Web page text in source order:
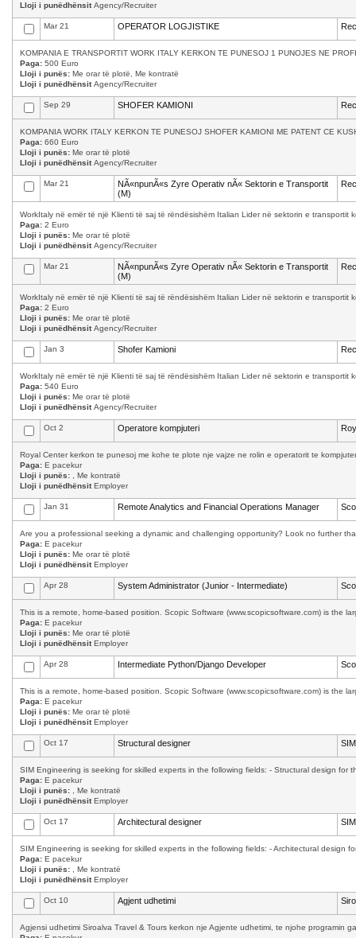
Lloji i punëdhënsitAgency/Recruiter
Mar 21 OPERATOR LOGJISTIKE
KOMPANIA E TRANSPORTIT WORK ITALY KERKON TE PUNESOJ 1 PUNOJES NE
Paga: 500 Euro
Lloji i punës: Me orar të plotë, Me kontratë
Lloji i punëdhënsitAgency/Recruiter
Sep 29 SHOFER KAMIONI
KOMPANIA WORK ITALY KERKON TE PUNESOJ SHOFER KAMIONI ME PATENT CE
Paga: 660 Euro
Lloji i punës: Me orar të plotë
Lloji i punëdhënsitAgency/Recruiter
Mar 21
NÃ«npunÃ«s Zyre Operativ nÃ« Sektorin e Transportit
(M)
WorkItaly në emër të një Klienti të saj të rëndësishëm Italian Lider në sektorin e transportit
Paga: 2 Euro
Lloji i punës: Me orar të plotë
Lloji i punëdhënsitAgency/Recruiter
Mar 21
NÃ«npunÃ«s Zyre Operativ nÃ« Sektorin e Transportit
(M)
WorkItaly në emër të një Klienti të saj të rëndësishëm Italian Lider në sektorin e transportit
Paga: 2 Euro
Lloji i punës: Me orar të plotë
Lloji i punëdhënsitAgency/Recruiter
Jan 3 Shofer Kamioni
WorkItaly në emër të një Klienti të saj të rëndësishëm Italian Lider në sektorin e transportit
Paga: 540 Euro
Lloji i punës: Me orar të plotë
Lloji i punëdhënsitAgency/Recruiter
Oct 2 Operatore kompjuteri
Royal Center kerkon te punesoj me kohe te plote nje vajze ne rolin e operatorit te
Paga: E pacekur
Lloji i punës: , Me kontratë
Lloji i punëdhënsitEmployer
Jan 31 Remote Analytics and Financial Operations Manager
Are you a professional seeking a dynamic and challenging opportunity? Look no further
Paga: E pacekur
Lloji i punës: Me orar të plotë
Lloji i punëdhënsitEmployer
Apr 28 System Administrator (Junior - Intermediate)
This is a remote, home-based position. Scopic Software (www.scopicsoftware.com) is the
Paga: E pacekur
Lloji i punës: Me orar të plotë
Lloji i punëdhënsitEmployer
Apr 28 Intermediate Python/Django Developer
This is a remote, home-based position. Scopic Software (www.scopicsoftware.com) is the
Paga: E pacekur
Lloji i punës: Me orar të plotë
Lloji i punëdhënsitEmployer
Oct 17 Structural designer
SIM Engineering is seeking for skilled experts in the following fields: - Structural design for
Paga: E pacekur
Lloji i punës: , Me kontratë
Lloji i punëdhënsitEmployer
Oct 17 Architectural designer
SIM Engineering is seeking for skilled experts in the following fields: - Architectural design
Paga: E pacekur
Lloji i punës: , Me kontratë
Lloji i punëdhënsitEmployer
Oct 10 Agjent udhetimi
Agjensi udhetimi Siroalva Travel & Tours kerkon nje Agjente udhetimi, te njohe programin